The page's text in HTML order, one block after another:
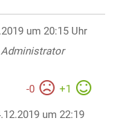
um 20:15 Uhr
-0 +1
um 22:19